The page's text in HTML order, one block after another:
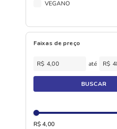
VEGANO
Faixas de preço
R$ R$
BUSCAR
R$ 4,00